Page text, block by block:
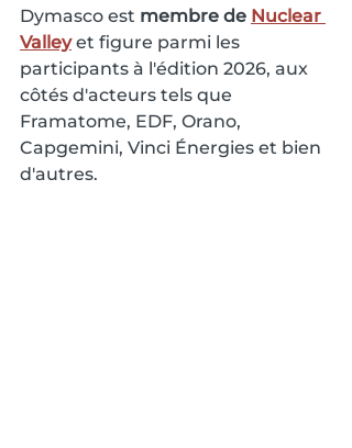
Dymasco est membre de Nuclear
Valley et figure parmi les
participants à l'édition 2026, aux
côtés d'acteurs tels que
Framatome, EDF, Orano,
Capgemini, Vinci Énergies et bien
d'autres.